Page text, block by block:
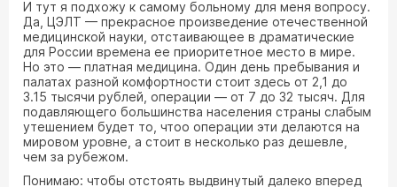
И тут я подхожу к самому больному для меня вопросу.
Да, ЦЭЛТ — прекрасное произведение отечественной
медицинской науки, отстаивающее в драматические
для России времена ее приоритетное место в мире.
Но это — платная медицина. Один день пребывания и
палатах разной комфортности стоит здесь от 2,1 до
3.15 тысячи рублей, операции — от 7 до 32 тысяч. Для
подавляющего большинства населения страны слабым
утешением будет то, чтоо операции эти делаются на
мировом уровне, а стоит в несколько раз дешевле,
чем за рубежом.
Понимаю: чтобы отстоять выдвинутый далеко вперед